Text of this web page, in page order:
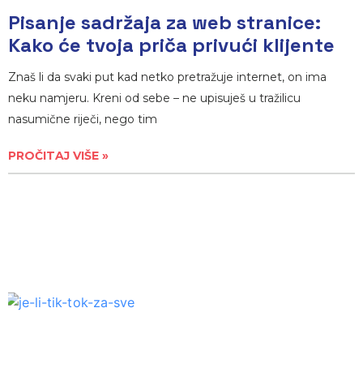
Pisanje sadržaja za web stranice:
Kako će tvoja priča privući klijente
Znaš li da svaki put kad netko pretražuje internet, on ima
neku namjeru. Kreni od sebe – ne upisuješ u tražilicu
nasumične riječi, nego tim
PROČITAJ VIŠE »